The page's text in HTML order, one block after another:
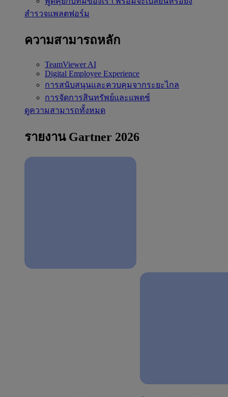
สำรวจแพลตฟอร์ม
ความสามารถหลัก
TeamViewer AI
Digital Employee Experience
การสนับสนุนและควบคุมจากระยะไกล
การจัดการสินทรัพย์และแพตช์
ดูความสามารถทั้งหมด
รายงาน Gartner 2026